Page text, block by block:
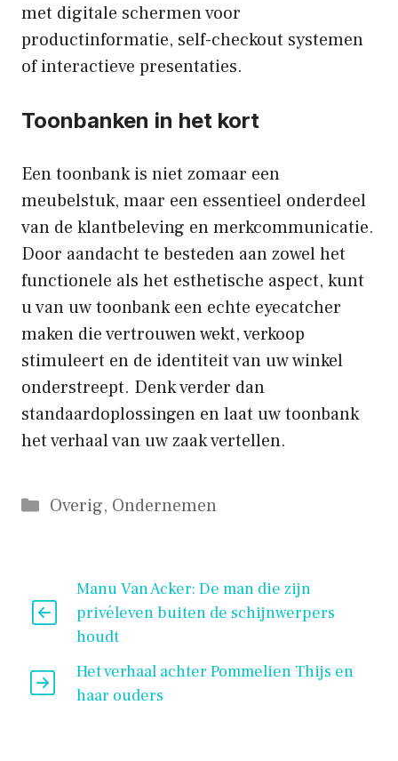
met digitale schermen voor
productinformatie, self-checkout systemen
of interactieve presentaties.
Toonbanken in het kort
Een toonbank is niet zomaar een
meubelstuk, maar een essentieel onderdeel
van de klantbeleving en merkcommunicatie.
Door aandacht te besteden aan zowel het
functionele als het esthetische aspect, kunt
u van uw toonbank een echte eyecatcher
maken die vertrouwen wekt, verkoop
stimuleert en de identiteit van uw winkel
onderstreept. Denk verder dan
standaardoplossingen en laat uw toonbank
het verhaal van uw zaak vertellen.
Categorieën
Overig, Ondernemen
Manu Van Acker: De man die zijn
privéleven buiten de schijnwerpers
houdt
Het verhaal achter Pommelien Thijs en
haar ouders